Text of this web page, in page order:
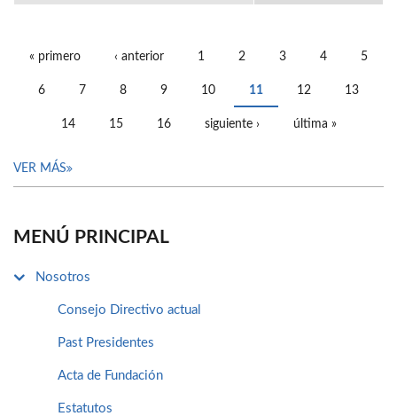
« primero ‹ anterior 1 2 3 4 5
6 7 8 9 10 11 12 13
14 15 16 siguiente › última »
VER MÁS
MENÚ PRINCIPAL
Nosotros
Consejo Directivo actual
Past Presidentes
Acta de Fundación
Estatutos